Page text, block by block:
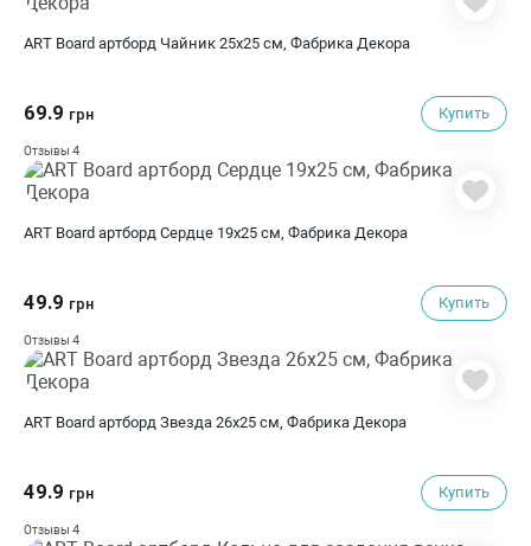
ART Board артборд Чайник 25х25 см, Фабрика Декора
69.9 грн Купить
Отзывы 4
ART Board артборд Сердце 19х25 см, Фабрика Декора
49.9 грн Купить
Отзывы 4
ART Board артборд Звезда 26х25 см, Фабрика Декора
49.9 грн Купить
Отзывы 4